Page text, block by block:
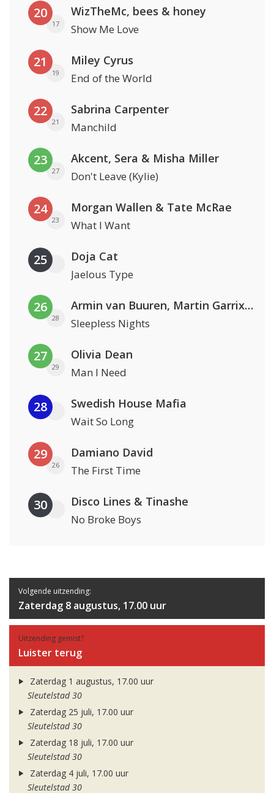
20
17
WizTheMc, bees & honey
Show Me Love
21
19
Miley Cyrus
End of the World
22
21
Sabrina Carpenter
Manchild
23
27
Akcent, Sera & Misha Miller
Don't Leave (Kylie)
24
23
Morgan Wallen & Tate McRae
What I Want
25 Doja Cat
Jaelous Type
26
28
Armin van Buuren, Martin Garrix & Libby Whitehouse
Sleepless Nights
27
29
Olivia Dean
Man I Need
28 Swedish House Mafia
Wait So Long
29
26
Damiano David
The First Time
30 Disco Lines & Tinashe
No Broke Boys
Volgende uitzending:
Zaterdag 8 augustus, 17.00 uur
Uitzending gemist?
Luister terug
Zaterdag 1 augustus, 17.00 uur
Sleutelstad 30
Zaterdag 25 juli, 17.00 uur
Sleutelstad 30
Zaterdag 18 juli, 17.00 uur
Sleutelstad 30
Zaterdag 4 juli, 17.00 uur
Sleutelstad 30